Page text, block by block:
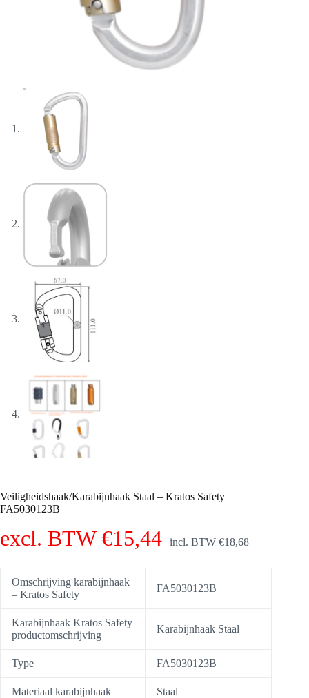
Veiligheidshaak/Karabijnhaak Staal – Kratos Safety
FA5030123B
excl. BTW€15,44 | incl. BTW €18,68
Omschrijving karabijnhaak
– Kratos Safety
FA5030123B
Karabijnhaak Kratos Safety
productomschrijving
Karabijnhaak Staal
Type FA5030123B
Materiaal karabijnhaak Staal